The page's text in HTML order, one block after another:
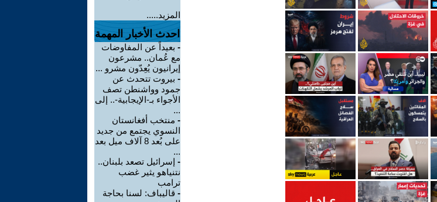
المزيد.....
احدث الأخبار المهمة
- بعيداً عن المفاوضات
مع عُمان.. مشرعون
إيرانيون يُعِدّون مشرو ...
- بيروت تتحدث عن
جمود وواشنطن تصف
الأجواء بـ-الإيجابية-.. إلى
...
- منتخب أفغانستان
النسوي يجتمع من جديد
على بُعد 8 آلاف ميل بعد
...
- إسرائيل تصعد بلبنان..
نتنياهو يثير غضب
ترامب
- قاليباف: لسنا بحاجة